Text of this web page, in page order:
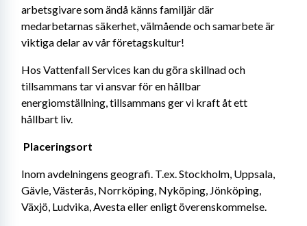
arbetsgivare som ändå känns familjär där
medarbetarnas säkerhet, välmående och samarbete är
viktiga delar av vår företagskultur!
Hos Vattenfall Services kan du göra skillnad och
tillsammans tar vi ansvar för en hållbar
energiomställning, tillsammans ger vi kraft åt ett
hållbart liv.
Placeringsort
Inom avdelningens geografi. T.ex. Stockholm, Uppsala,
Gävle, Västerås, Norrköping, Nyköping, Jönköping,
Växjö, Ludvika, Avesta eller enligt överenskommelse.